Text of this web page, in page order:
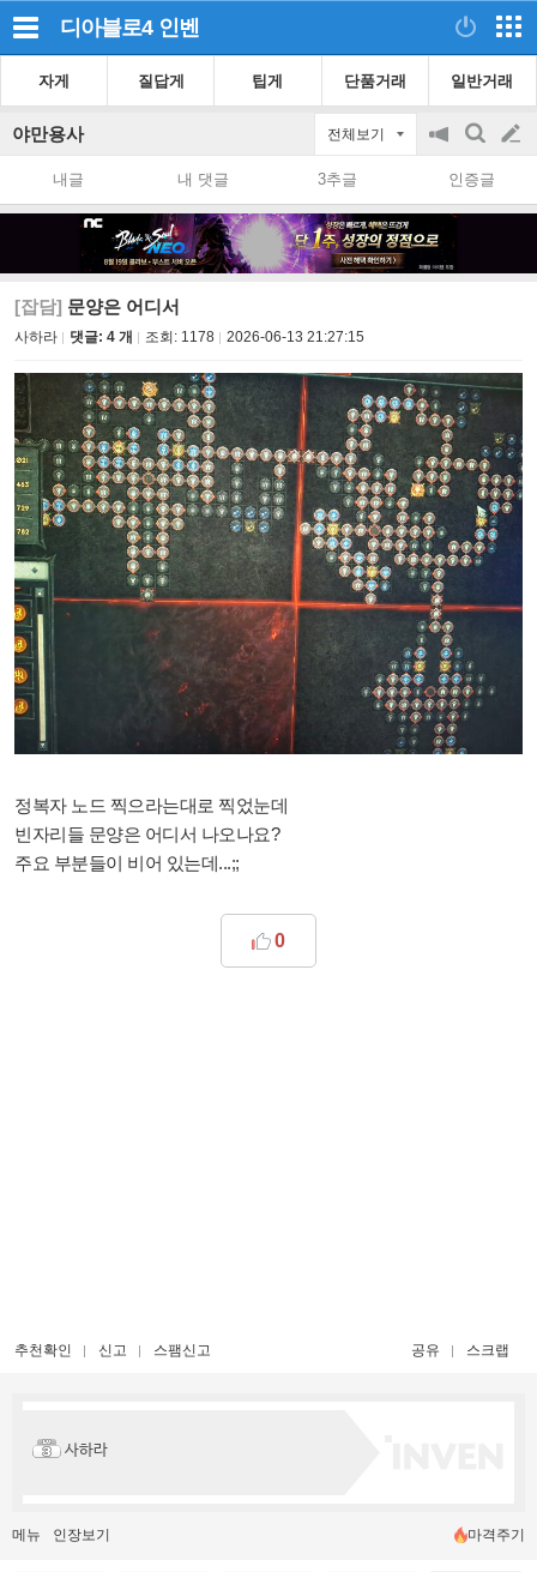
디아블로4 인벤
자게 질답게 팁게 단품거래 일반거래
야만용사 전체보기
공
on/off
검
색
글
쓰
내글 내 댓글 3추글 인증글
[잡담] 문양은 어디서
사하라 댓글: 4 개 조회: 1178 2026-06-13 21:27:15
정복자 노드 찍으라는대로 찍었눈데
빈자리들 문양은 어디서 나오나요?
주요 부분들이 비어 있는데...;;
0
추천확인 신고 스팸신고 공유 스크랩
사하라
메뉴 인장보기 마격주기